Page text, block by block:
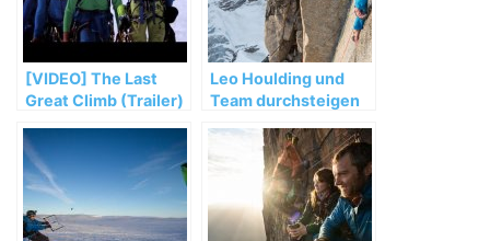
[VIDEO] The Last
Great Climb (Trailer)
Leo Houlding und
Team durchsteigen
Grönland